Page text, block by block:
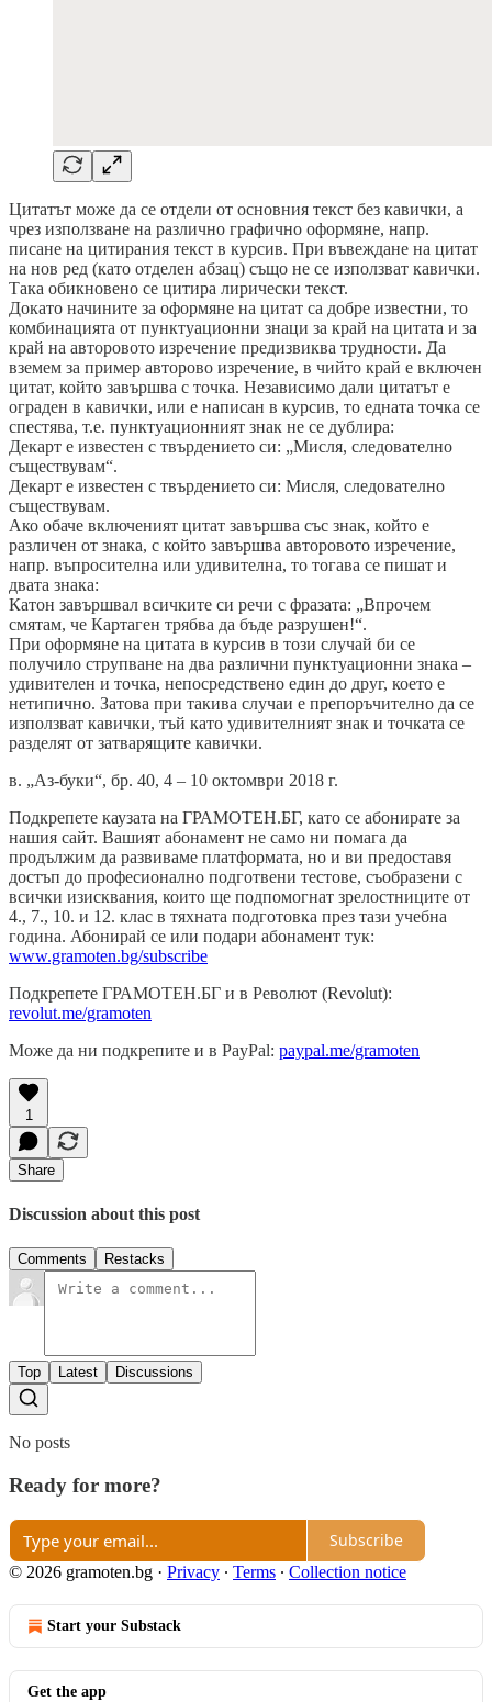
Цитатът може да се отдели от основния текст без кавички, а
чрез използване на различно графично оформяне, напр.
писане на цитирания текст в курсив. При въвеждане на цитат
на нов ред (като отделен абзац) също не се използват кавички.
Така обикновено се цитира лирически текст.
Докато начините за оформяне на цитат са добре известни, то
комбинацията от пунктуационни знаци за край на цитата и за
край на авторовото изречение предизвиква трудности. Да
вземем за пример авторово изречение, в чийто край е включен
цитат, който завършва с точка. Независимо дали цитатът е
ограден в кавички, или е написан в курсив, то едната точка се
спестява, т.е. пунктуационният знак не се дублира:
Декарт е известен с твърдението си: „Мисля, следователно
съществувам“.
Декарт е известен с твърдението си: Мисля, следователно
съществувам.
Ако обаче включеният цитат завършва със знак, който е
различен от знака, с който завършва авторовото изречение,
напр. въпросителна или удивителна, то тогава се пишат и
двата знака:
Катон завършвал всичките си речи с фразата: „Впрочем
смятам, че Картаген трябва да бъде разрушен!“.
При оформяне на цитата в курсив в този случай би се
получило струпване на два различни пунктуационни знака –
удивителен и точка, непосредствено един до друг, което е
нетипично. Затова при такива случаи е препоръчително да се
използват кавички, тъй като удивителният знак и точката се
разделят от затварящите кавички.
в. „Аз-буки“, бр. 40, 4 – 10 октомври 2018 г.
Подкрепете каузата на ГРАМОТЕН.БГ, като се абонирате за
нашия сайт. Вашият абонамент не само ни помага да
продължим да развиваме платформата, но и ви предоставя
достъп до професионално подготвени тестове, съобразени с
всички изисквания, които ще подпомогнат зрелостниците от
4., 7., 10. и 12. клас в тяхната подготовка през тази учебна
година. Абонирай се или подари абонамент тук:
www.gramoten.bg/subscribe
Подкрепете ГРАМОТЕН.БГ и в Револют (Revolut):
revolut.me/gramoten
Може да ни подкрепите и в PayPal: paypal.me/gramoten
1
Share
Discussion about this post
Comments Restacks
Top Latest Discussions
No posts
Ready for more?
Subscribe
© 2026 gramoten.bg · Privacy ∙ Terms ∙ Collection notice
Start your Substack
Get the app